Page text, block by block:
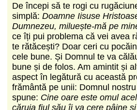
De începi să te rogi cu
simplă: Doamne Iisuse
Dumnezeu, miluește-mă pe
ce îți pui problema că vei avea
te rătăcești? Doar ceri cu
cele bune. Și Domnul te va
bune și de folos. Am amintit și
aspect în legătură cu această
frământă pe unii: Domnul
spune: Cine oare este omul
căruia fiul său îi va cere pâine